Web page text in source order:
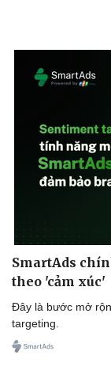
SmartAds
theo 'cảm xúc'
Đây là bước mở
targeting.